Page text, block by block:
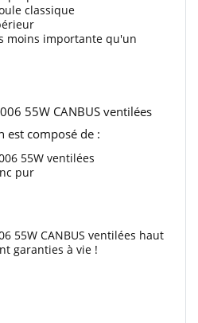
classique
moins importante qu'un
55W CANBUS ventilées
est composé de :
55W ventilées
pur
55W CANBUS ventilées haut
garanties à vie !